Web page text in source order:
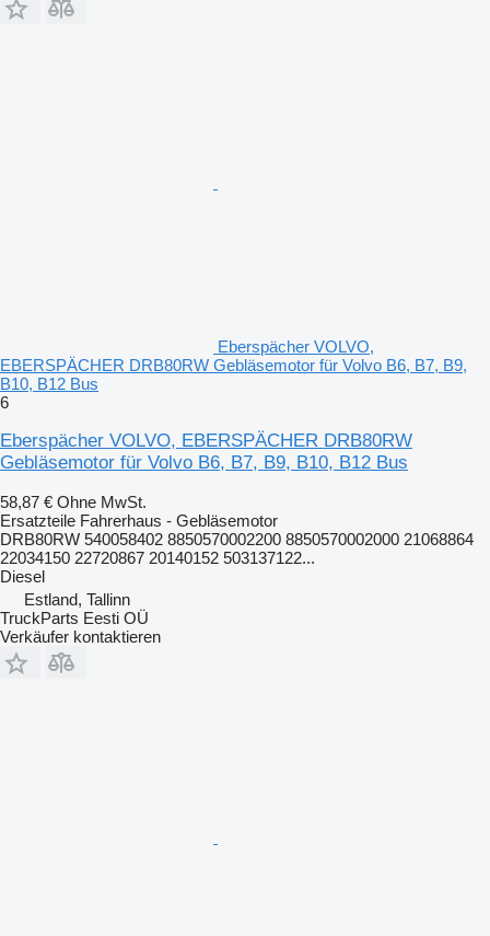
Eberspächer VOLVO,
EBERSPÄCHER DRB80RW Gebläsemotor für Volvo B6, B7, B9,
B10, B12 Bus
6
Eberspächer VOLVO, EBERSPÄCHER DRB80RW
Gebläsemotor für Volvo B6, B7, B9, B10, B12 Bus
58,87 € Ohne MwSt.
Ersatzteile Fahrerhaus - Gebläsemotor
DRB80RW 540058402 8850570002200 8850570002000 21068864
22034150 22720867 20140152 503137122...
Diesel
Estland, Tallinn
TruckParts Eesti OÜ
Verkäufer kontaktieren